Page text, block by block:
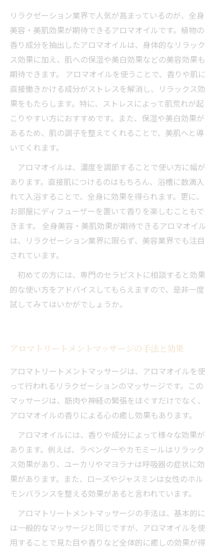
リラクゼーション業界で人気が高まっているのが、全身
美容・美肌効果が期待できるアロマオイルです。植物の
香り成分を抽出したアロマオイルは、身体的なリラック
ス効果に加え、肌への保湿や美白効果などの美容効果も
期待できます。 アロマオイルを使うことで、香りや肌に
直接働きかける成分がストレスを解消し、リラックス効
果をもたらします。特に、ストレスによって肌荒れが起
こりやすい方におすすめです。また、保湿や美白効果が
あるため、肌の調子を整えてくれることで、美肌へと導
いてくれます。
アロマオイルは、濃度を調節することで使い方に幅が
あります。直接肌につけるのはもちろん、浴槽に数滴入
れて入浴することで、全身に効果を得られます。更に、
お部屋にディフューザーを置いて香りを楽しむこともで
きます。 全身美容・美肌効果が期待できるアロマオイル
は、リラクゼーション業界に限らず、美容業界でも注目
されています。
初めての方には、専門のセラピストに相談すると効果
的な使い方をアドバイスしてもらえますので、是非一度
試してみてはいかがでしょうか。
アロマトリートメントマッサージの手法と効果
アロマトリートメントマッサージは、アロマオイルを使
って行われるリラクゼーションのマッサージです。この
マッサージは、筋肉や神経の緊張をほぐすだけでなく、
アロマオイルの香りによる心の癒し効果もあります。
アロマオイルには、香りや成分によって様々な効果が
あります。例えば、ラベンダーやカモミールはリラック
ス効果があり、ユーカリやマヨラナは呼吸器の症状に効
果があります。また、ローズやジャスミンは女性のホル
モンバランスを整える効果があると言われています。
アロマトリートメントマッサージの手法は、基本的に
は一般的なマッサージと同じですが、アロマオイルを使
用することで見た目や香りなど全体的に癒しの効果が得